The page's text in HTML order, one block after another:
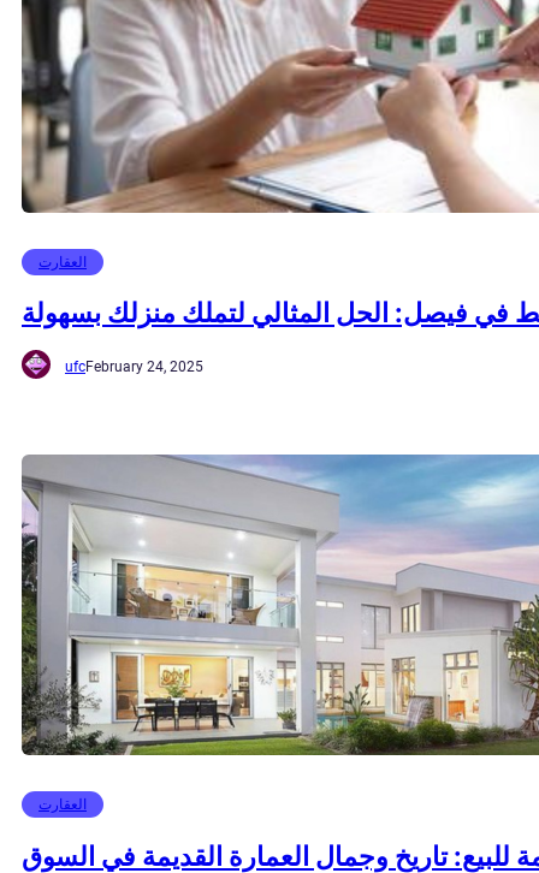
العقارت
في فيصل: الحل المثالي لتملك منزلك بسهولة
ufcFebruary 24, 2025
العقارت
للبيع: تاريخ وجمال العمارة القديمة في السوق